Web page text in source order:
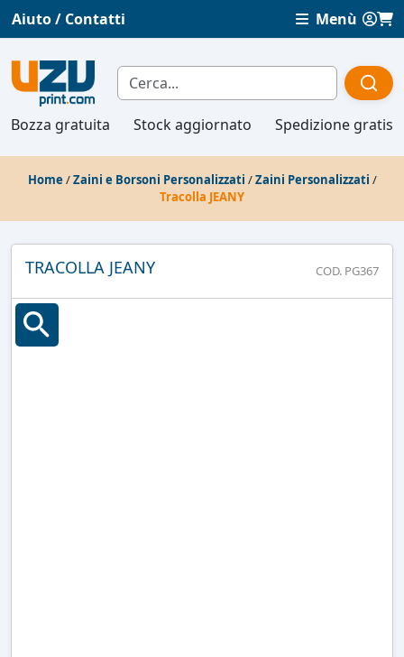
Aiuto / Contatti Menù
Bozza gratuita Stock aggiornato Spedizione gratis
Home /Zaini e Borsoni Personalizzati /Zaini Personalizzati /
Tracolla JEANY
TRACOLLA JEANY COD. PG367